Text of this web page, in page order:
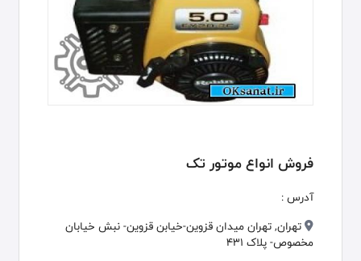
فروش انواع موتور تک
آدرس :
تهران, تهران میدان قزوین-خیابن قزوین- نبش خیابان
مخصوص- پلاک 431